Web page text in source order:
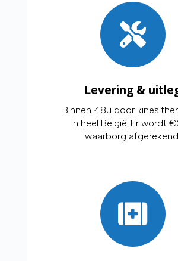
Levering &
Binnen 48u door
in heel België. Er wordt
waarborg